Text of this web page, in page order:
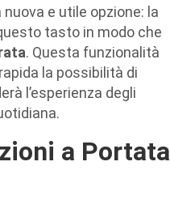
e utile opzione: la
tasto in modo che
. Questa funzionalità
la possibilità di
l’esperienza degli
a Portata